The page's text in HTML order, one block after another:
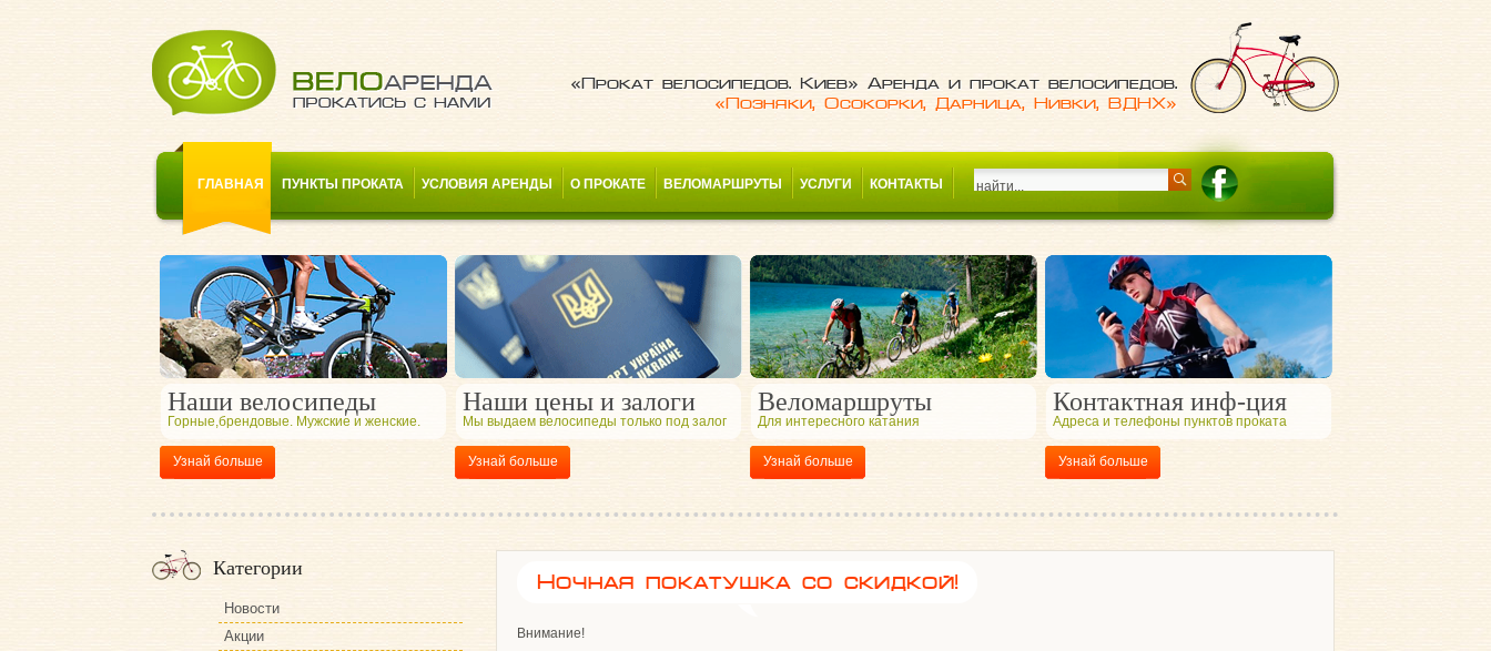
«Прокат велосипедов. Киев» Аренда и прокат велосипедов.
«Позняки, Осокорки, Дарница, Нивки, ВДНХ»
ГЛАВНАЯ ПУНКТЫ ПРОКАТА УСЛОВИЯ АРЕНДЫ О ПРОКАТЕ ВЕЛОМАРШРУТЫ УСЛУГИ КОНТАКТЫ
Наши велосипеды
Горные,брендовые. Мужские и женские.
Узнай больше
Наши цены и залоги
Мы выдаем велосипеды только под залог
Узнай больше
Веломаршруты
Для интересного катания
Узнай больше
Контактная инф-ция
Адреса и телефоны пунктов проката
Узнай больше
Категории
Новости
Акции
Ночная покатушка со скидкой!
Внимание!